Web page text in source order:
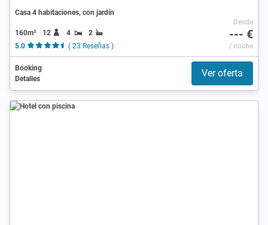
Casa 4 habitaciones, con jardín
160m² 12 4
2
5.0
( 23 Reseñas )
Desde
--- €
/ noche
Booking
Detalles
Ver oferta